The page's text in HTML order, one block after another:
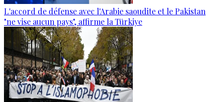
L'accord de défense avec l'Arabie saoudite et le Pakistan
"ne vise aucun pays", affirme la Türkiye